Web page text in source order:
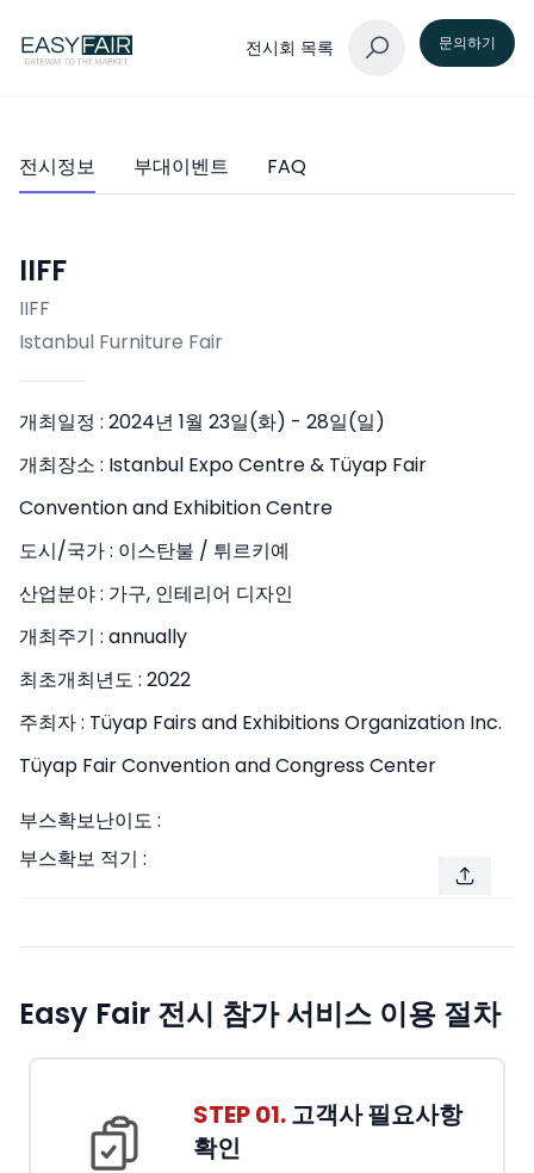
전시회 목록 문의하기
전시정보 부대이벤트 FAQ
IIFF
IIFF
Istanbul Furniture Fair
개최일정 : 2024년 1월 23일(화) - 28일(일)
개최장소 : Istanbul Expo Centre & Tüyap Fair
Convention and Exhibition Centre
도시/국가 : 이스탄불 / 튀르키예
산업분야 : 가구, 인테리어 디자인
개최주기 : annually
최초개최년도 : 2022
주최자 : Tüyap Fairs and Exhibitions Organization Inc.
Tüyap Fair Convention and Congress Center
부스확보난이도 :
부스확보 적기 :
Easy Fair 전시 참가 서비스 이용 절차
STEP 01.고객사 필요사항
확인